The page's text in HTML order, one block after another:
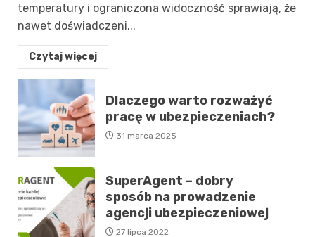
temperatury i ograniczona widoczność sprawiają, że
nawet doświadczeni...
Czytaj więcej
Dlaczego warto rozważyć
pracę w ubezpieczeniach?
31 marca 2025
SuperAgent – dobry
sposób na prowadzenie
agencji ubezpieczeniowej
27 lipca 2022